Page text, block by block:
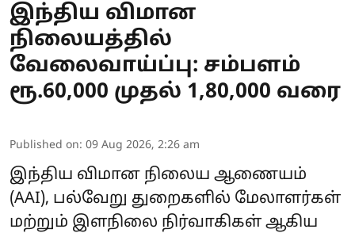
இந்திய விமான
நிலையத்தில்
வேலைவாய்ப்பு: சம்பளம்
ரூ.60,000 முதல் 1,80,000 வரை
Published on: 09 Aug 2026, 2:26 am
இந்திய விமான நிலைய ஆணையம்
(AAI), பல்வேறு துறைகளில் மேலாளர்கள்
மற்றும் இளநிலை நிர்வாகிகள் ஆகிய